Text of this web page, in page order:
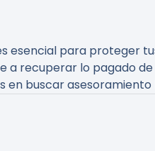
esencial para proteger
recuperar lo pagado
en buscar